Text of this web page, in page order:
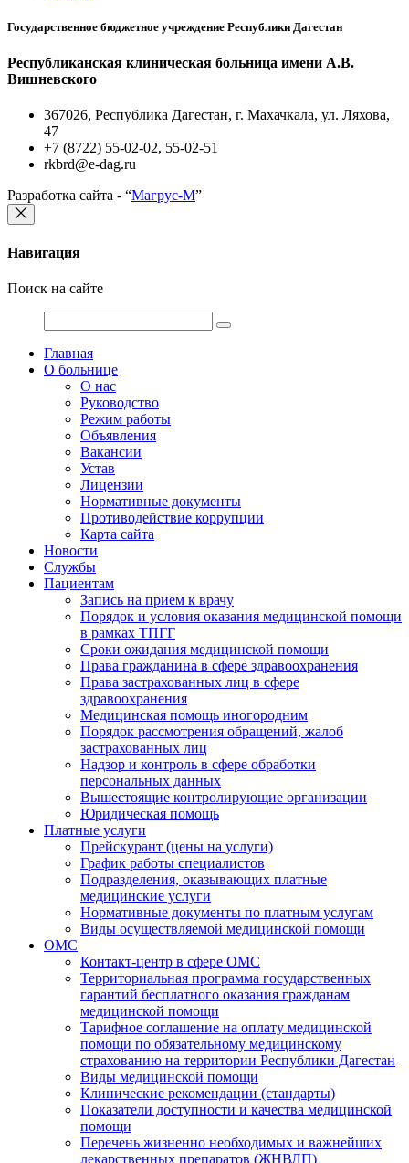
Государственное бюджетное учреждение Республики Дагестан
Республиканская клиническая больница имени А.В.
Вишневского
367026, Республика Дагестан, г. Махачкала, ул. Ляхова,
47
+7 (8722) 55-02-02, 55-02-51
rkbrd@e-dag.ru
Разработка сайта - “Магрус-М”
Навигация
Поиск на сайте
Главная
О больнице
О нас
Руководство
Режим работы
Объявления
Вакансии
Устав
Лицензии
Нормативные документы
Противодействие коррупции
Карта сайта
Новости
Службы
Пациентам
Запись на прием к врачу
Порядок и условия оказания медицинской помощи
в рамках ТПГГ
Сроки ожидания медицинской помощи
Права гражданина в сфере здравоохранения
Права застрахованных лиц в сфере
здравоохранения
Медицинская помощь иногородним
Порядок рассмотрения обращений, жалоб
застрахованных лиц
Надзор и контроль в сфере обработки
персональных данных
Вышестоящие контролирующие организации
Юридическая помощь
Платные услуги
Прейскурант (цены на услуги)
График работы специалистов
Подразделения, оказывающих платные
медицинские услуги
Нормативные документы по платным услугам
Виды осуществляемой медицинской помощи
ОМС
Контакт-центр в сфере ОМС
Территориальная программа государственных
гарантий бесплатного оказания гражданам
медицинской помощи
Тарифное соглашение на оплату медицинской
помощи по обязательному медицинскому
страхованию на территории Республики Дагестан
Виды медицинской помощи
Клинические рекомендации (стандарты)
Показатели доступности и качества медицинской
помощи
Перечень жизненно необходимых и важнейших
лекарственных препаратов (ЖНВЛП)